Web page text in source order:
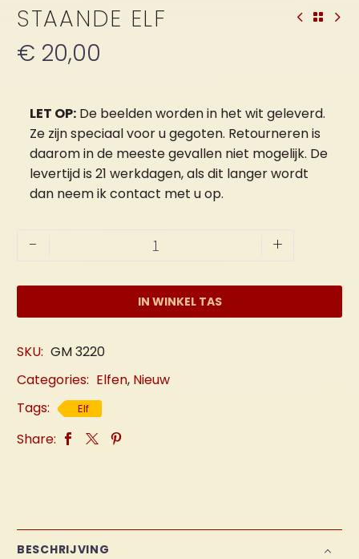
STAANDE ELF
€ 20,00
LET OP: De beelden worden in het wit geleverd.
Ze zijn speciaal voor u gegoten. Retourneren is
daarom in de meeste gevallen niet mogelijk. De
levertijd is 21 werkdagen, als dit langer wordt
dan neem ik contact met u op.
- +
IN WINKEL TAS
SKU: GM 3220
Categories: Elfen, Nieuw
Tags:
Elf
Share:
BESCHRIJVING